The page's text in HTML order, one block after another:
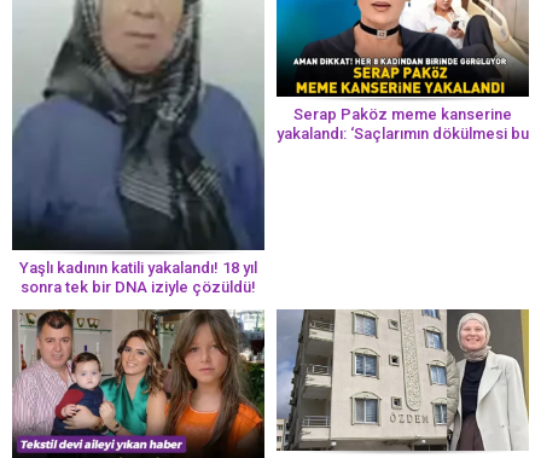
Yaşlı kadının katili yakalandı! 18 yıl
sonra tek bir DNA iziyle çözüldü!
Serap Paköz meme kanserine
yakalandı: ‘Saçlarımın dökülmesi bu